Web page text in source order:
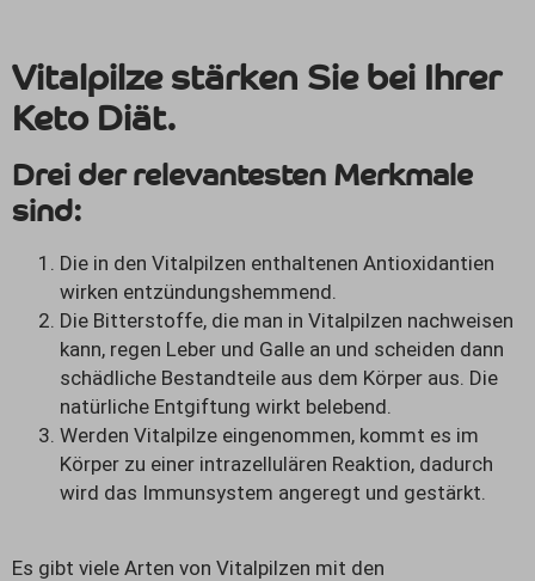
Vitalpilze stärken Sie bei Ihrer
Keto Diät.
Drei der relevantesten Merkmale
sind:
Die in den Vitalpilzen enthaltenen Antioxidantien
wirken entzündungshemmend.
Die Bitterstoffe, die man in Vitalpilzen nachweisen
kann, regen Leber und Galle an und scheiden dann
schädliche Bestandteile aus dem Körper aus. Die
natürliche Entgiftung wirkt belebend.
Werden Vitalpilze eingenommen, kommt es im
Körper zu einer intrazellulären Reaktion, dadurch
wird das Immunsystem angeregt und gestärkt.
Es gibt viele Arten von Vitalpilzen mit den